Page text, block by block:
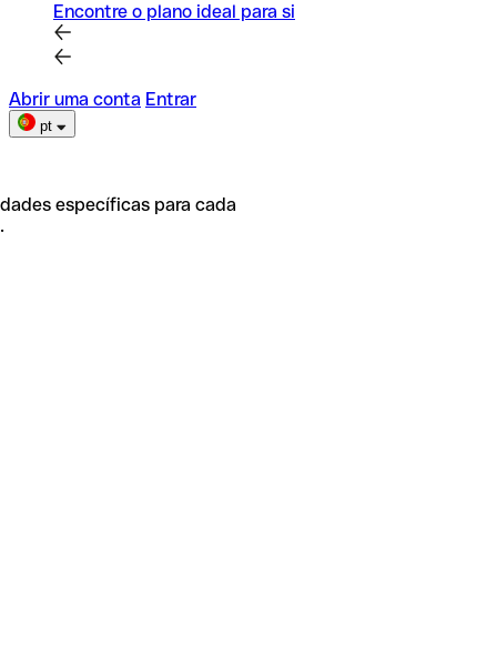
Encontre o plano ideal para si
Abrir uma conta Entrar
pt
específicas para cada